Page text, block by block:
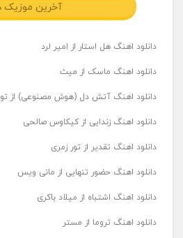
آخرین موزیک
دانلود اهنگ هل استار از امیر لرد
دانلود اهنگ ماسک از میث
دانلود اهنگ آتش دل (هوش مصنوعی) از
دانلود اهنگ زندایی از کیکاوس صالحی
دانلود اهنگ تقدیر از تور زمری
دانلود اهنگ حضور تنهایی از مانی ویس
دانلود اهنگ اشتباه از میلاد باکری
دانلود اهنگ تروما از مستر